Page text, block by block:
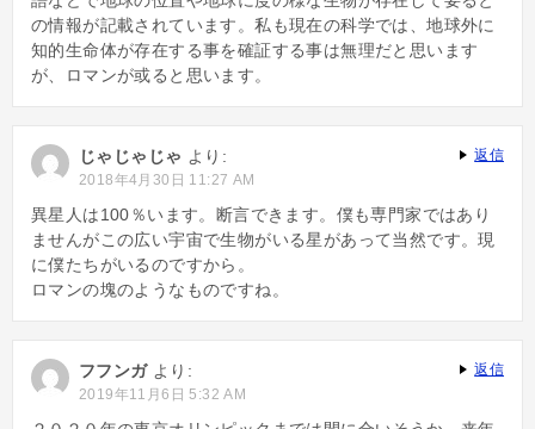
の情報が記載されています。私も現在の科学では、地球外に
知的生命体が存在する事を確証する事は無理だと思います
が、ロマンが或ると思います。
じゃじゃじゃ より:
2018年4月30日 11:27 AM
異星人は100％います。断言できます。僕も専門家ではあり
ませんがこの広い宇宙で生物がいる星があって当然です。現
に僕たちがいるのですから。
ロマンの塊のようなものですね。
返信
フフンガ より:
2019年11月6日 5:32 AM
返信